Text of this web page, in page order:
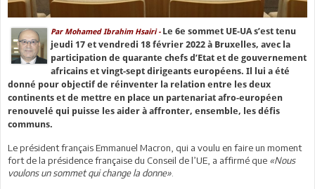
Par Mohamed Ibrahim Hsairi - Le 6e sommet UE-UA s’est tenu
jeudi 17 et vendredi 18 février 2022 à Bruxelles, avec la
participation de quarante chefs d’Etat et de gouvernement
africains et vingt-sept dirigeants européens. Il lui a été
donné pour objectif de réinventer la relation entre les deux
continents et de mettre en place un partenariat afro-européen
renouvelé qui puisse les aider à affronter, ensemble, les défis
communs.
Le président français Emmanuel Macron, qui a voulu en faire un moment
fort de la présidence française du Conseil de l’UE, a affirmé que «Nous
voulons un sommet qui change la donne»